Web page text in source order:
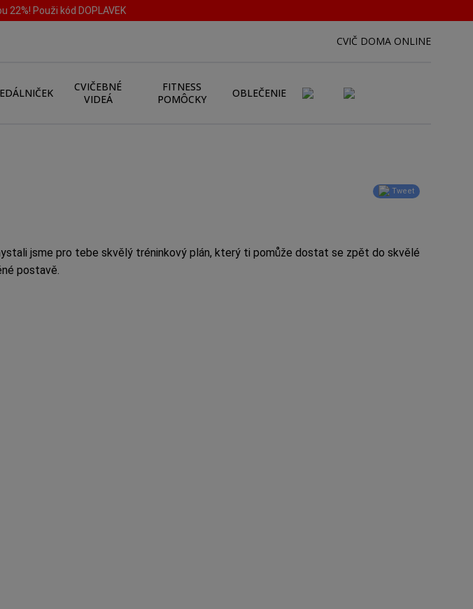
22%! Použi kód DOPLAVEK
CVIČ DOMA ONLINE
CVIČEBNÉ
VIDEÁ
FITNESS
POMÔCKY
OBLEČENIE
Tweet
jsme pro tebe skvělý tréninkový plán, který ti pomůže dostat se zpět do skvělé
postavě.